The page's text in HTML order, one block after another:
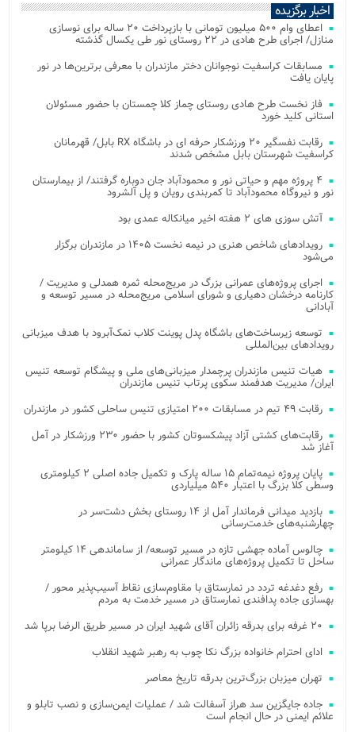
اخبار برگزیده
اعطای وام ۵۰۰ میلیون تومانی با بازپرداخت ۲۰ ساله برای نوسازی
منازل/ اجرای طرح هادی در ۲۲ روستای نور طی یکسال گذشته
مسابقات کراسفیت نوجوانان دختر مازندران با معرفی برترین‌ها در نور
پایان یافت
فاز نخست طرح هادی روستای چماز کلا چمستان با حضور مسئولان
استانی کلید خورد
رقابت نفسگیر ۲۰ ورزشکار حرفه ای در باشگاه RX بابل/ قهرمانان
کراسفیت شهرستان بابل مشخص شدند
۴ پروژه مهم و حیاتی نور و محمودآباد جان دوباره گرفتند/ از بیمارستان
نور و نیروگاه محمودآباد تا کمربندی رویان و پل آلشرود
آتش‌ سوزی‌ های ۲ هفته اخیر میانکاله عمدی بود
رویدادهای شاخص هنری در نیمه نخست ۱۴۰۵ در مازندران برگزار
می‌شود
اجرای پروژه‌های عمرانی بزرگ در مریج‌محله ثمره همدلی و مدیریت /
کارنامه درخشان دهیاری و شورای اسلامی مریج‌محله در مسیر توسعه و
آبادانی
توسعه زیرساخت‌های باشگاه پدل پوینت کلاب نمک‌آبرود با هدف میزبانی
رویدادهای بین‌المللی
هیات تنیس مازندران پرچمدار میزبانی‌های ملی و پیشگام توسعه تنیس
ایران/ مدیریت هدفمند سکوی پرتاب تنیس مازندران
رقابت ۴۹ تیم در مسابقات ۲۰۰ امتیازی تنیس ساحلی کشور در مازندران
رقابت‌های کشتی آزاد پیشکسوتان کشور با حضور ۲۳۰ ورزشکار در آمل
آغاز شد
پایان پروژه نیمه‌تمام ۱۵ ساله پارک و تکمیل جاده اصلی ۲ کیلومتری
وسطی کلا بزرگ با اعتبار ۵۴۰ میلیاردی
بازدید میدانی فرماندار آمل از ۱۴ روستای بخش دشت‌سر در
چهارشنبه‌های خدمت‌رسانی
چالوس آماده جهشی تازه در مسیر توسعه/ از ساماندهی ۱۴ کیلومتر
ساحل تا تکمیل پروژه‌های ماندگار عمرانی
رفع دغدغه تردد در نمارستاق با مقاوم‌سازی نقاط آسیب‌پذیر محور /
بهسازی جاده پدافندی نمارستاق در مسیر خدمت به مردم
۲۰ غرفه برای بدرقه زائران آقای شهید ایران در مسیر طریق الرضا برپا شد
ادای احترام خانواده بزرگ نکا چوب به رهبر شهید انقلاب
تهران میزبان بزرگ‌ترین بدرقه تاریخ معاصر
جاده جایگزین سد هراز آسفالت شد / عملیات ایمن‌سازی و نصب تابلو و
علائم ایمنی در حال انجام است